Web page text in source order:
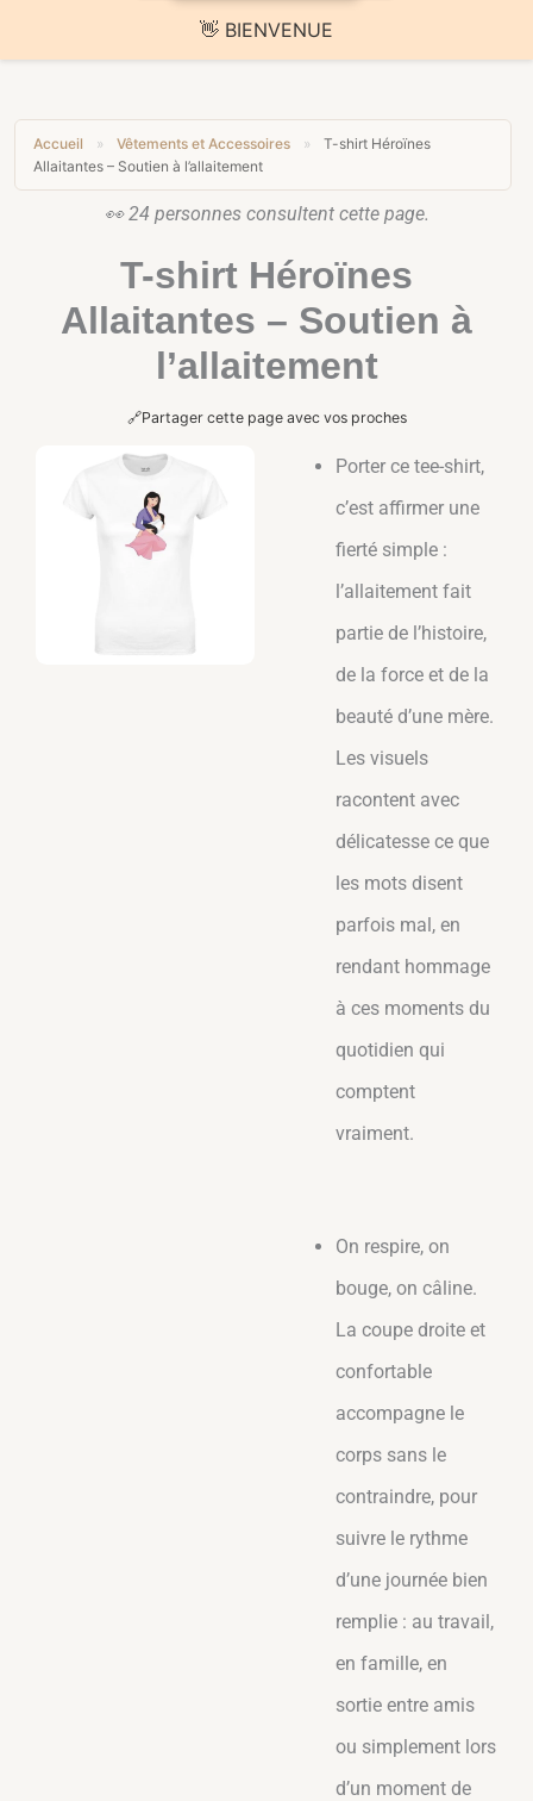
"Soutien Naturel" - Sac
Coton Bio Engagé -
Pocahotas
🚚 Livraison offerte sur toute la boutique
Accueil » Vêtements et Accessoires »
T-shirt Héroïnes
Allaitantes – Soutien à l’allaitement
👀24 personnes consultent cette page.
T-shirt Héroïnes
Allaitantes – Soutien à
l’allaitement
🔗Partager cette page avec vos proches
Porter ce tee-shirt,
c’est affirmer une
fierté simple :
l’allaitement fait
partie de l’histoire,
de la force et de la
beauté d’une mère.
Les visuels
racontent avec
délicatesse ce que
les mots disent
parfois mal, en
rendant hommage
à ces moments du
quotidien qui
comptent
vraiment.
On respire, on
bouge, on câline.
La coupe droite et
confortable
accompagne le
corps sans le
contraindre, pour
suivre le rythme
d’une journée bien
remplie : au travail,
en famille, en
sortie entre amis
ou simplement lors
d’un moment de